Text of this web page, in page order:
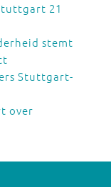
21
stemt
Stuttgart-
over